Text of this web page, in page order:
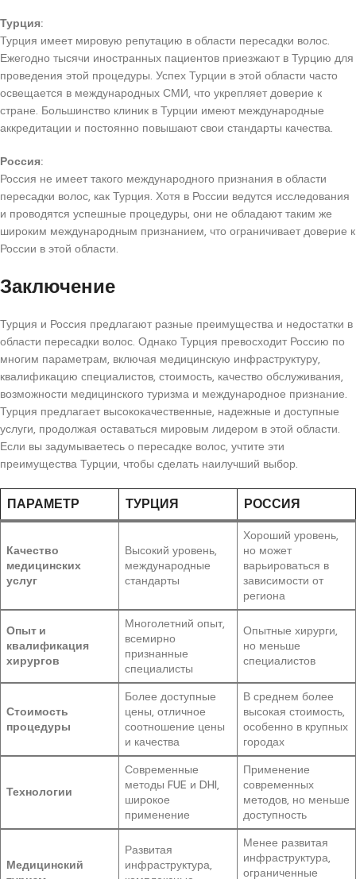
Турция:
Турция имеет мировую репутацию в области пересадки волос.
Ежегодно тысячи иностранных пациентов приезжают в Турцию для
проведения этой процедуры. Успех Турции в этой области часто
освещается в международных СМИ, что укрепляет доверие к
стране. Большинство клиник в Турции имеют международные
аккредитации и постоянно повышают свои стандарты качества.
Россия:
Россия не имеет такого международного признания в области
пересадки волос, как Турция. Хотя в России ведутся исследования
и проводятся успешные процедуры, они не обладают таким же
широким международным признанием, что ограничивает доверие к
России в этой области.
Заключение
Турция и Россия предлагают разные преимущества и недостатки в
области пересадки волос. Однако Турция превосходит Россию по
многим параметрам, включая медицинскую инфраструктуру,
квалификацию специалистов, стоимость, качество обслуживания,
возможности медицинского туризма и международное признание.
Турция предлагает высококачественные, надежные и доступные
услуги, продолжая оставаться мировым лидером в этой области.
Если вы задумываетесь о пересадке волос, учтите эти
преимущества Турции, чтобы сделать наилучший выбор.
ПАРАМЕТР ТУРЦИЯ РОССИЯ
Качество
медицинских
услуг
Высокий уровень,
международные
стандарты
Хороший уровень,
но может
варьироваться в
зависимости от
региона
Опыт и
квалификация
хирургов
Многолетний опыт,
всемирно
признанные
специалисты
Опытные хирурги,
но меньше
специалистов
Стоимость
процедуры
Более доступные
цены, отличное
соотношение цены
и качества
В среднем более
высокая стоимость,
особенно в крупных
городах
Технологии
Современные
методы FUE и DHI,
широкое
применение
Применение
современных
методов, но меньше
доступность
Медицинский
Развитая
инфраструктура,
Менее развитая
инфраструктура,
ограниченные